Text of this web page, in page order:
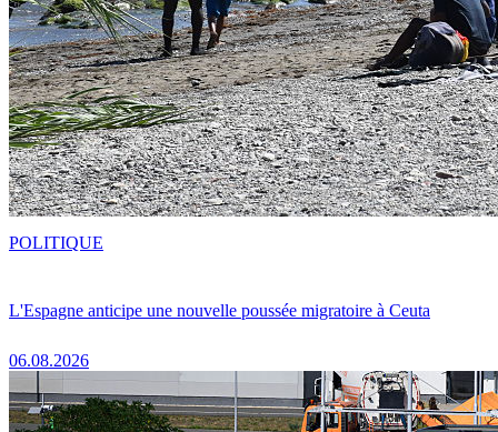
L'Espagne anticipe une nouvelle poussée migratoire à Ceuta
06.08.2026
POLITIQUE